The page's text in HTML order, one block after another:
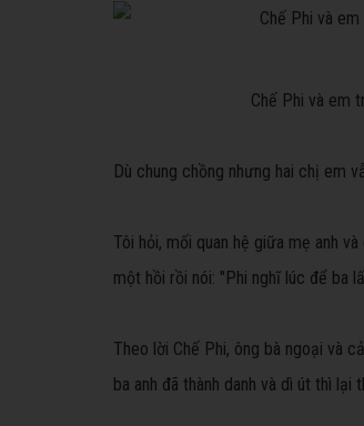
Chế Phi và em
Dù chung chồng nhưng hai chị em
Tôi hỏi, mối quan hệ giữa mẹ anh
một hồi rồi nói: "Phi nghĩ lúc để ba
Theo lời Chế Phi, ông bà ngoại và
ba anh đã thành danh và dì út thì lại